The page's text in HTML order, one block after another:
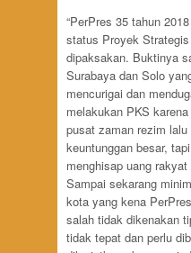
“PerPres 35 tahun
status Proyek
dipaksakan. Buktinya
Surabaya dan Solo
mencurigai dan
melakukan PKS
pusat zaman rezim
keuntunggan besar,
menghisap uang
Sampai sekarang
kota yang kena
salah tidak dikenakan
tidak tepat dan perlu